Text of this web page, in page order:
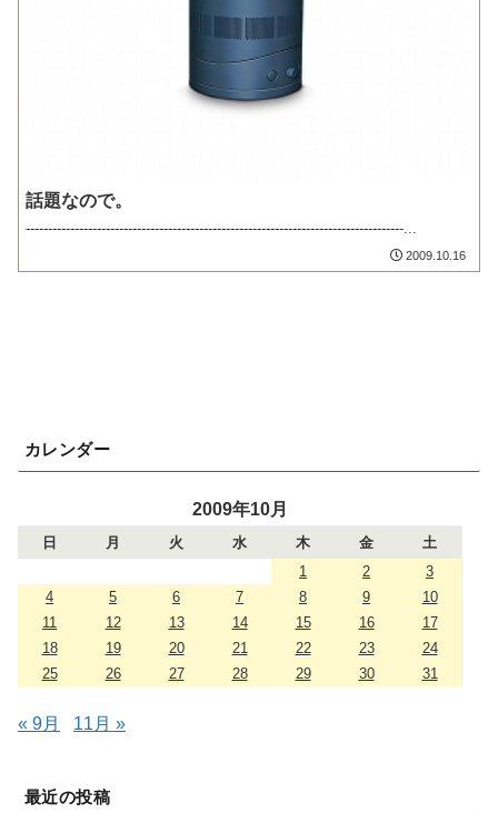
話題なので。
-------------------------------------------------------------------------------------...
2009.10.16
カレンダー
2009年10月
日 月 火 水 木 金
土
1
2
3
4
5 6 7 8 9
10
11
12 13 14 15 16
17
18
19 20 21 22 23
24
25
26 27 28 29 30 31
« 9月 11月 »
最近の投稿